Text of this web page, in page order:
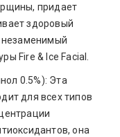
придает
здоровый
незаменимый
Fire & Ice Facial.
0.5%): Эта
для всех типов
она